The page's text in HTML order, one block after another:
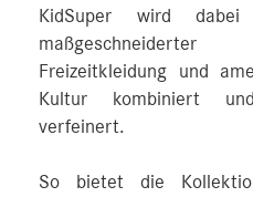
KidSuper wird
Freizeitkleidung und
Kultur kombiniert
verfeinert.
So bietet die